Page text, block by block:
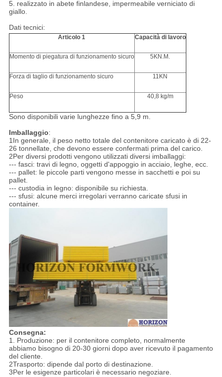
5. realizzato in abete finlandese, impermeabile verniciato di
giallo.
Dati tecnici:
Articolo 1 Capacità di lavoro
Momento di piegatura di funzionamento sicuro 5KN.M.
Forza di taglio di funzionamento sicuro 11KN
Peso 40,8 kg/m
Sono disponibili varie lunghezze fino a 5,9 m.
Imballaggio:
1In generale, il peso netto totale del contenitore caricato è di 22-
26 tonnellate, che devono essere confermati prima del carico.
2Per diversi prodotti vengono utilizzati diversi imballaggi:
--- fasci: travi di legno, oggetti d'appoggio in acciaio, leghe, ecc.
--- pallet: le piccole parti vengono messe in sacchetti e poi su
pallet.
--- custodia in legno: disponibile su richiesta.
--- sfusi: alcune merci irregolari verranno caricate sfusi in
container.
Consegna:
1. Produzione: per il contenitore completo, normalmente
abbiamo bisogno di 20-30 giorni dopo aver ricevuto il pagamento
del cliente.
2Trasporto: dipende dal porto di destinazione.
3Per le esigenze particolari è necessario negoziare.